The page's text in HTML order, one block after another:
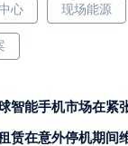
心 现场能源
能手机市场在紧张局
赁在意外停机期间